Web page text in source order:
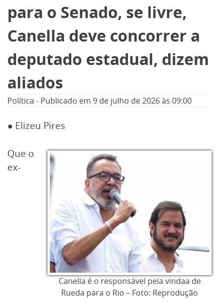
Cidades
Política
Opinião
Informe especial
para o Senado, se livre,
Canella deve concorrer a
deputado estadual, dizem
aliados
Política - Publicado em 9 de julho de 2026às 09:00
● Elizeu Pires
Canella é o responsável pela vindaa de
Rueda para o Rio – Foto: Reprodução
Que o
ex-